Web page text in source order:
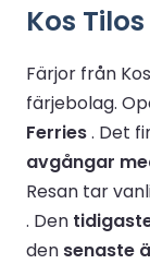
Kos
Färjor från
färjebolag.
Ferries. Det
avgångar
Resan tar
. Den
den senaste